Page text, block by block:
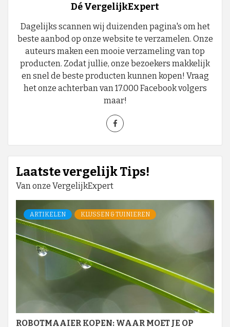
Dé VergelijkExpert
Dagelijks scannen wij duizenden pagina's om het
beste aanbod op onze website te verzamelen. Onze
auteurs maken een mooie verzameling van top
producten. Zodat jullie, onze bezoekers makkelijk
en snel de beste producten kunnen kopen! Vraag
het onze achterban van 17.000 Facebook volgers
maar!
Laatste vergelijk Tips!
Van onze VergelijkExpert
ARTIKELEN KLUSSEN & TUINIEREN
ROBOTMAAIER KOPEN: WAAR MOET JE OP